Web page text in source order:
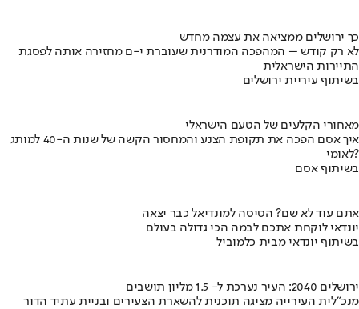
כך ירושלים ממציאה את עצמה מחדש
לא רק קודש – המהפכה המודרנית שעוברת י-ם מחזירה אותה לפסגת
התיירות הישראלית
בשיתוף עיריית ירושלים
מאחורי הקלעים של הטעם הישראלי
איך אסם הפכה את תקופת הצנע והמחסור הקשה של שנות ה-40 למותג
לאומי?
בשיתוף אסם
אתם עוד לא שם? הטיסה למונדיאל כבר יצאה
יונדאי לוקחת אתכם לבמה הכי גדולה בעולם
בשיתוף יונדאי מבית כלמוביל
ירושלים 2040: העיר נערכת ל- 1.5 מליון תושבים
מנכ"לית העירייה מציגה תוכנית להשארת הצעירים ובניית עתיד הדור